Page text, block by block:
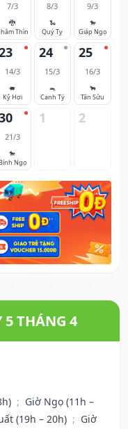
7/3
🐉
Thìn
8/3
🐍
Quý Tỵ
9/3
🐎
Giáp Ngọ
14/3
🐖
Kỷ Hợi
24
15/3
🐀
Canh Tý
25
16/3
🐂
Tân Sửu
21/3
🐎
Ngọ
1 2
5 THÁNG 4
; Giờ Ngọ (11h –
(19h – 20h) ; Giờ